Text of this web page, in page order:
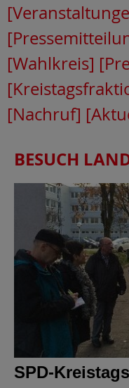
[Wahlkreis]
[Nachruf]
BESUCH
SPD-